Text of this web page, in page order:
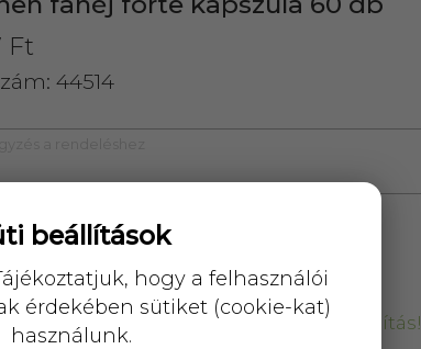
Ft
44514
25 000 Ft felett 5 kg-ig ingyenes kiszállítás!
beállítások
hogy a felhasználói
érdekében sütiket (cookie-kat)
használunk.